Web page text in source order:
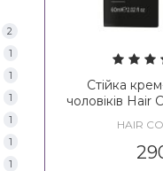
2
1
1
1
1
1
1
Стійка
чоловіків
HAIR